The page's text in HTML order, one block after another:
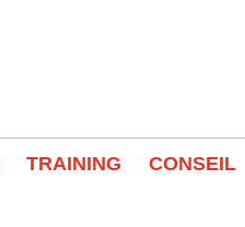
TRAINING CONSEIL